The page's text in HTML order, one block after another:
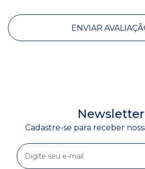
ENVIAR
Newsletter
Cadastre-se para receber